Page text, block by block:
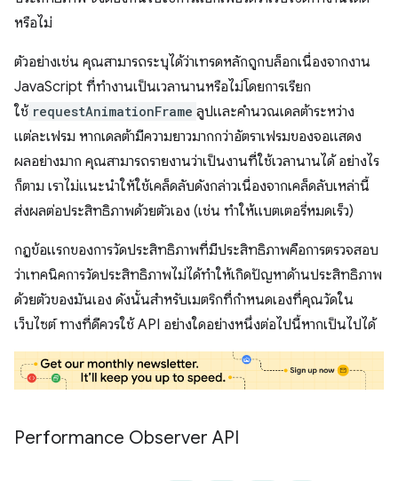
หรือไม่
ตัวอย่างเช่น คุณสามารถระบุได้ว่าเทรดหลักถูกบล็อกเนื่องจากงาน
JavaScript ที่ทำงานเป็นเวลานานหรือไม่โดยการเรียก
ใช้ requestAnimationFrame ลูปและคำนวณเดลต้าระหว่าง
แต่ละเฟรม หากเดลต้ามีความยาวมากกว่าอัตราเฟรมของจอแสดง
ผลอย่างมาก คุณสามารถรายงานว่าเป็นงานที่ใช้เวลานานได้ อย่างไร
ก็ตาม เราไม่แนะนำให้ใช้เคล็ดลับดังกล่าวเนื่องจากเคล็ดลับเหล่านี้
ส่งผลต่อประสิทธิภาพด้วยตัวเอง (เช่น ทำให้แบตเตอรี่หมดเร็ว)
กฎข้อแรกของการวัดประสิทธิภาพที่มีประสิทธิภาพคือการตรวจสอบ
ว่าเทคนิคการวัดประสิทธิภาพไม่ได้ทำให้เกิดปัญหาด้านประสิทธิภาพ
ด้วยตัวของมันเอง ดังนั้นสําหรับเมตริกที่กําหนดเองที่คุณวัดใน
เว็บไซต์ ทางที่ดีควรใช้ API อย่างใดอย่างหนึ่งต่อไปนี้หากเป็นไปได้
Performance Observer API